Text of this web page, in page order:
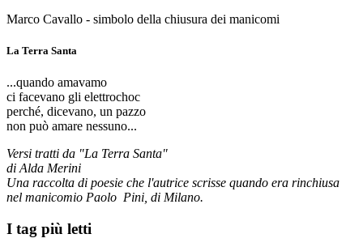
Marco Cavallo - simbolo della chiusura dei manicomi
La Terra Santa
...quando amavamo
ci facevano gli elettrochoc
perché, dicevano, un pazzo
non può amare nessuno...
Versi tratti da "La Terra Santa"
di Alda Merini
Una raccolta di poesie che l'autrice scrisse quando era rinchiusa
nel manicomio Paolo Pini, di Milano.
I tag più letti